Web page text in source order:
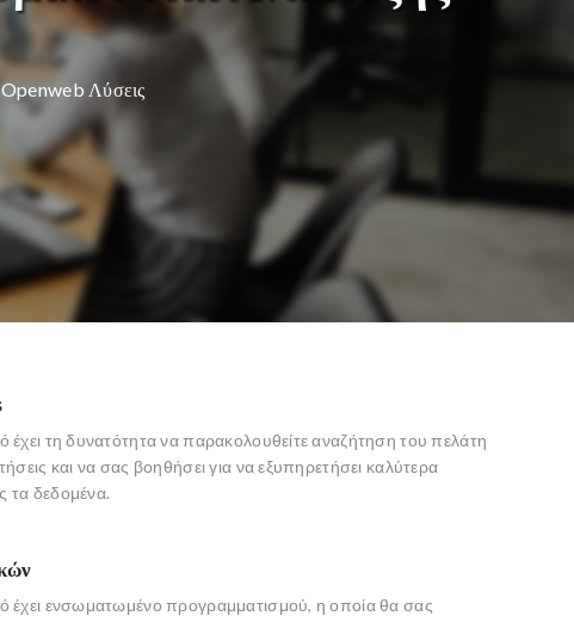
Openweb Λύσεις
έχει τη δυνατότητα να παρακολουθείτε αναζήτηση του πελάτη
και να σας βοηθήσει για να εξυπηρετήσει καλύτερα
τα δεδομένα.
έχει ενσωματωμένο προγραμματισμού, η οποία θα σας